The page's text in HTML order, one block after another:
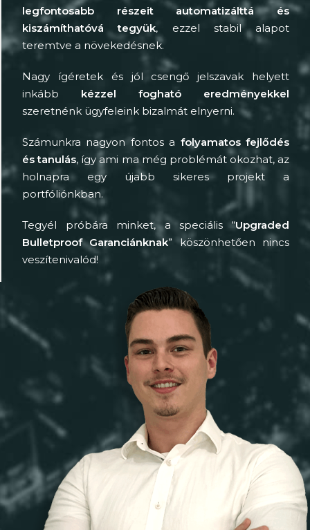
legfontosabb részeit automatizálttá és
kiszámíthatóvá tegyük, ezzel stabil alapot
teremtve a növekedésnek.
Nagy ígéretek és jól csengő jelszavak helyett
inkább kézzel fogható eredményekkel
szeretnénk ügyfeleink bizalmát elnyerni.
Számunkra nagyon fontos a folyamatos fejlődés
és tanulás, így ami ma még problémát okozhat, az
holnapra egy újabb sikeres projekt a
portfóliónkban.
Tegyél próbára minket, a speciális “Upgraded
Bulletproof Garanciánknak” köszönhetően nincs
veszítenivalód!